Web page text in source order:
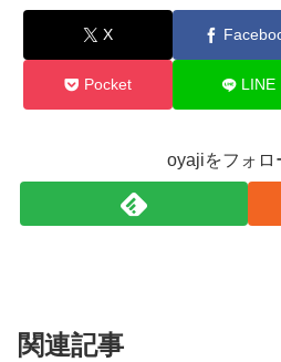
X
Pocket LINE
oyajiをフォロ
関連記事